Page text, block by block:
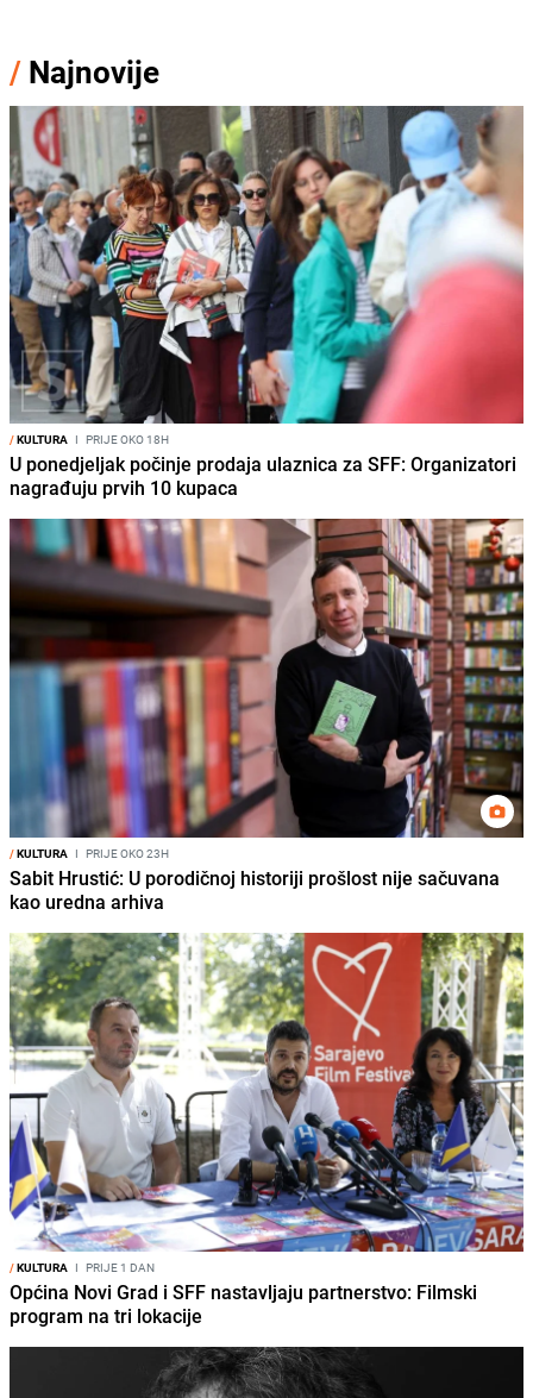
/ Najnovije
/KULTURA I PRIJE OKO 18H
U ponedjeljak počinje prodaja ulaznica za SFF: Organizatori
nagrađuju prvih 10 kupaca
/KULTURA I PRIJE OKO 23H
Sabit Hrustić: U porodičnoj historiji prošlost nije sačuvana
kao uredna arhiva
/KULTURA I PRIJE 1 DAN
Općina Novi Grad i SFF nastavljaju partnerstvo: Filmski
program na tri lokacije